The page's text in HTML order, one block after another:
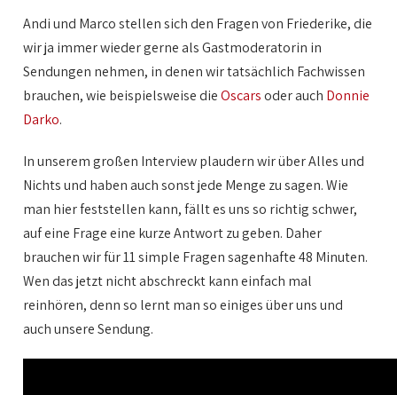
Andi und Marco stellen sich den Fragen von Friederike, die
wir ja immer wieder gerne als Gastmoderatorin in
Sendungen nehmen, in denen wir tatsächlich Fachwissen
brauchen, wie beispielsweise dieOscarsoder auch Donnie
Darko.
In unserem großen Interview plaudern wir über Alles und
Nichts und haben auch sonst jede Menge zu sagen. Wie
man hier feststellen kann, fällt es uns so richtig schwer,
auf eine Frage eine kurze Antwort zu geben. Daher
brauchen wir für 11 simple Fragen sagenhafte 48 Minuten.
Wen das jetzt nicht abschreckt kann einfach mal
reinhören, denn so lernt man so einiges über uns und
auch unsere Sendung.